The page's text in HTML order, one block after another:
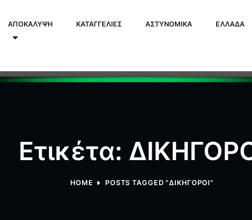
ΑΠΟΚΑΛΥΨΗ ΚΑΤΑΓΓΕΛΙΕΣ ΑΣΤΥΝΟΜΙΚΑ ΕΛΛΑΔΑ
Ετικέτα:
HOME POSTS TAGGED "ΔΙΚΗΓΟΡΟΙ"